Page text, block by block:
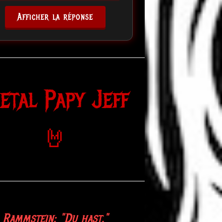
Afficher la réponse
Papy Jeff
🤘
"Metal up your